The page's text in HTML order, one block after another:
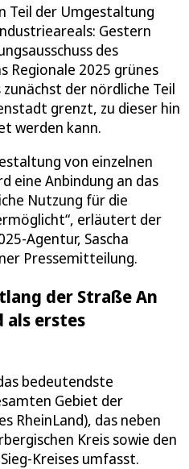
Teil der Umgestaltung
Gestern
des
2025 grünes
der nördliche Teil
grenzt, zu dieser hin
werden kann.
von einzelnen
eine Anbindung an das
Nutzung für die
erläutert der
Agentur, Sascha
Pressemitteilung.
der Straße An
als erstes
bedeutendste
Gebiet der
RheinLand), das neben
Kreis sowie den
Kreises umfasst.